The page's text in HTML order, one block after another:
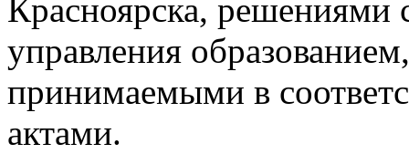
Красноярска, решениями
управления
принимаемыми в